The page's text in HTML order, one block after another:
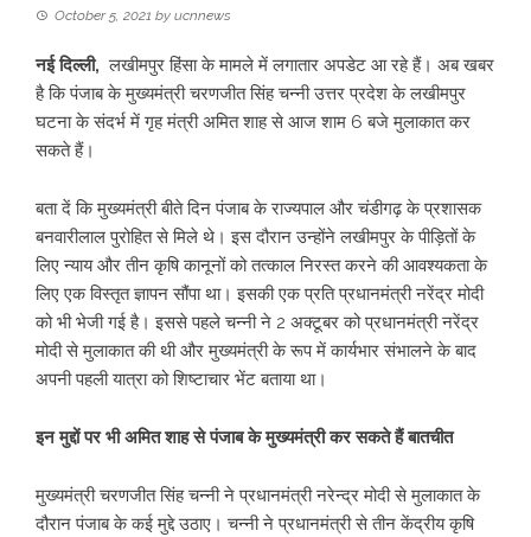
October 5, 2021 by ucnnews
नई दिल्ली,लखीमपुर हिंसा के मामले में लगातार अपडेट आ रहे हैं। अब खबर
है कि पंजाब के मुख्यमंत्री चरणजीत सिंह चन्नी उत्तर प्रदेश के लखीमपुर
घटना के संदर्भ में गृह मंत्री अमित शाह से आज शाम 6 बजे मुलाकात कर
सकते हैं।
बता दें कि मुख्यमंत्री बीते दिन पंजाब के राज्यपाल और चंडीगढ़ के प्रशासक
बनवारीलाल पुरोहित से मिले थे। इस दौरान उन्होंने लखीमपुर के पीड़ितों के
लिए न्याय और तीन कृषि कानूनों को तत्काल निरस्त करने की आवश्यकता के
लिए एक विस्तृत ज्ञापन सौंपा था। इसकी एक प्रति प्रधानमंत्री नरेंद्र मोदी
को भी भेजी गई है। इससे पहले चन्नी ने 2 अक्टूबर को प्रधानमंत्री नरेंद्र
मोदी से मुलाकात की थी और मुख्यमंत्री के रूप में कार्यभार संभालने के बाद
अपनी पहली यात्रा को शिष्टाचार भेंट बताया था।
इन मुद्दों पर भी अमित शाह से पंजाब के मुख्यमंत्री कर सकते हैं बातचीत
मुख्‍यमंत्री चरणजीत सिंह चन्‍नी ने प्रधानमंत्री नरेन्‍द्र मोदी से मुलाकात के
दौरान पंजाब के कई मुद्दे उठाए। चन्‍नी ने प्रधानमंत्री से तीन केंद्रीय कृषि